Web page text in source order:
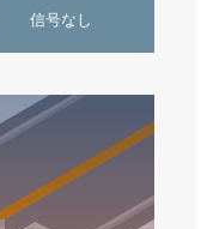
信号なし